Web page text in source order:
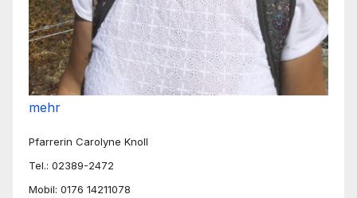
mehr
Pfarrerin Carolyne Knoll
Tel.: 02389-2472
Mobil: 0176 14211078